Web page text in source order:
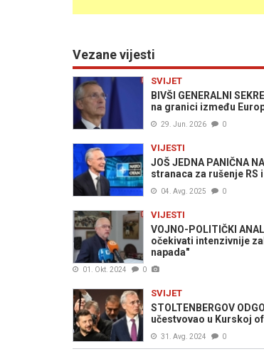
Vezane vijesti
SVIJET
BIVŠI GENERALNI
na granici između
29. Jun. 2026 0
VIJESTI
JOŠ JEDNA PANIČNA
stranaca za rušenje RS
04. Avg. 2025 0
VIJESTI
VOJNO-POLITIČKI
očekivati intenzivnije
napada"
01. Okt. 2024 0
SVIJET
STOLTENBERGOV
učestvovao u Kurskoj
31. Avg. 2024 0